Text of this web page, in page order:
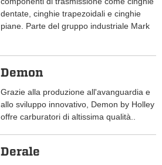
dentate, cinghie trapezoidali e cinghie
piane. Parte del gruppo industriale Mark
Demon
Grazie alla produzione all'avanguardia e
allo sviluppo innovativo, Demon by Holley
offre carburatori di altissima qualità..
Derale